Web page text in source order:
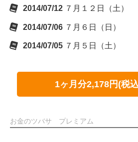
2014/07/12 ７月１２日（土）
2014/07/06 ７月６日（日）
2014/07/05 ７月５日（土）
1ヶ月分2,178円(税
お金のツバサ プレミアム